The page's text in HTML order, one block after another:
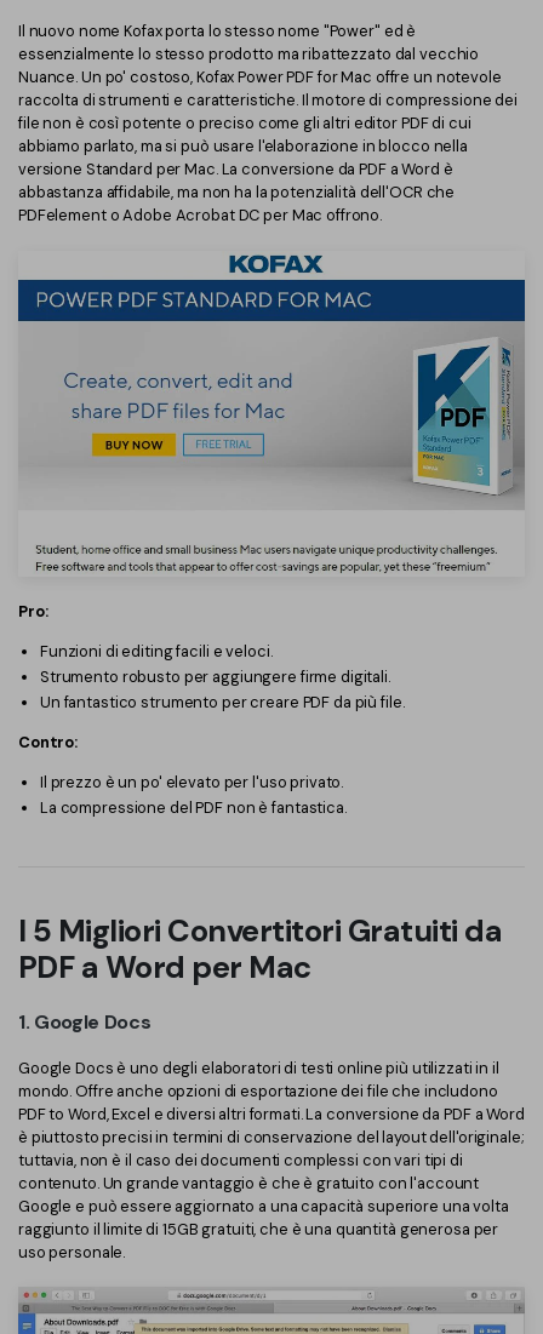
Il nuovo nome Kofax porta lo stesso nome "Power" ed è
essenzialmente lo stesso prodotto ma ribattezzato dal vecchio
Nuance. Un po' costoso, Kofax Power PDF for Mac offre un notevole
raccolta di strumenti e caratteristiche. Il motore di compressione dei
file non è così potente o preciso come gli altri editor PDF di cui
abbiamo parlato, ma si può usare l'elaborazione in blocco nella
versione Standard per Mac. La conversione da PDF a Word è
abbastanza affidabile, ma non ha la potenzialità dell'OCR che
PDFelement o Adobe Acrobat DC per Mac offrono.
Pro:
Funzioni di editing facili e veloci.
Strumento robusto per aggiungere firme digitali.
Un fantastico strumento per creare PDF da più file.
Contro:
Il prezzo è un po' elevato per l'uso privato.
La compressione del PDF non è fantastica.
I 5 Migliori Convertitori Gratuiti da
PDF a Word per Mac
1. Google Docs
Google Docs è uno degli elaboratori di testi online più utilizzati in il
mondo. Offre anche opzioni di esportazione dei file che includono
PDF to Word, Excel e diversi altri formati. La conversione da PDF a Word
è piuttosto precisi in termini di conservazione del layout dell'originale;
tuttavia, non è il caso dei documenti complessi con vari tipi di
contenuto. Un grande vantaggio è che è gratuito con l'account
Google e può essere aggiornato a una capacità superiore una volta
raggiunto il limite di 15GB gratuiti, che è una quantità generosa per
uso personale.